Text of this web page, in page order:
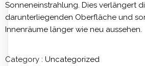
Sonneneinstrahlung. Dies verlängert
darunterliegenden Oberfläche und
Innenräume länger wie neu aussehen.
Category : Uncategorized